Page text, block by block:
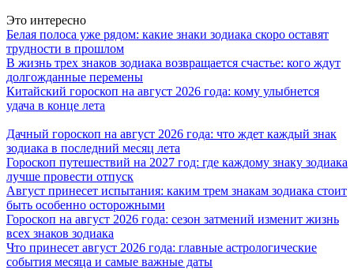
Это интересно
Белая полоса уже рядом: какие знаки зодиака скоро оставят
трудности в прошлом
В жизнь трех знаков зодиака возвращается счастье: кого ждут
долгожданные перемены
Китайский гороскоп на август 2026 года: кому улыбнется
удача в конце лета
Дачный гороскоп на август 2026 года: что ждет каждый знак
зодиака в последний месяц лета
Гороскоп путешествий на 2027 год: где каждому знаку зодиака
лучше провести отпуск
Август принесет испытания: каким трем знакам зодиака стоит
быть особенно осторожными
Гороскоп на август 2026 года: сезон затмений изменит жизнь
всех знаков зодиака
Что принесет август 2026 года: главные астрологические
события месяца и самые важные даты